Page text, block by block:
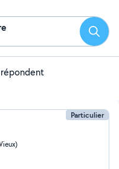
répondent
Particulier